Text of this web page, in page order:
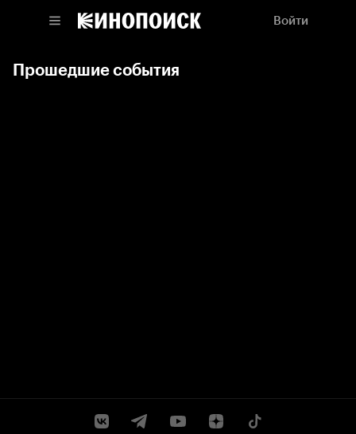
Войти
Прошедшие события